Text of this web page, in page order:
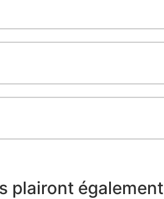
plairont également